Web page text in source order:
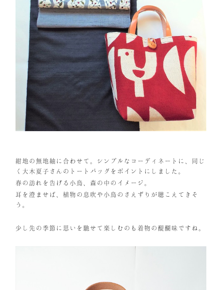
紺地の無地紬に合わせて。シンプルなコーディネートに、同じ
く大木夏子さんのトートバッグをポイントにしました。
春の訪れを告げる小鳥、森の中のイメージ。
耳を澄ませば、植物の息吹や小鳥のさえずりが聴こえてきそ
う。
少し先の季節に思いを馳せて楽しむのも着物の醍醐味ですね。